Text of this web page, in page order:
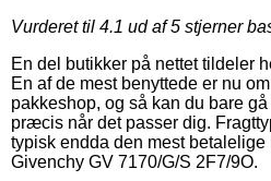
Vurderet til 4.1 ud af 5 stjerner
En del butikker på nettet tildeler
En af de mest benyttede er nu
pakkeshop, og så kan du bare
præcis når det passer dig.
typisk endda den mest
Givenchy GV 7170/G/S 2F7/9O.